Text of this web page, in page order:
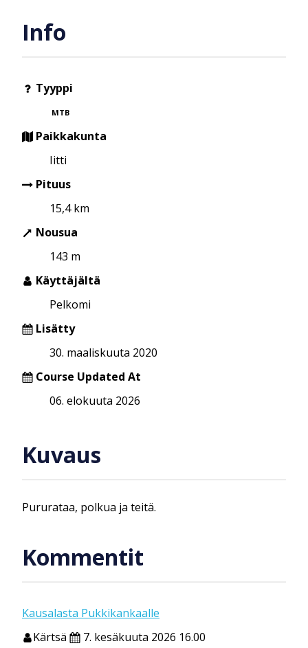
Info
Tyyppi
MTB
Paikkakunta
Iitti
Pituus
15,4 km
Nousua
143 m
Käyttäjältä
Pelkomi
Lisätty
30. maaliskuuta 2020
Course Updated At
06. elokuuta 2026
Kuvaus
Pururataa, polkua ja teitä.
Kommentit
Kausalasta Pukkikankaalle
Kärtsä
7. kesäkuuta 2026 16.00